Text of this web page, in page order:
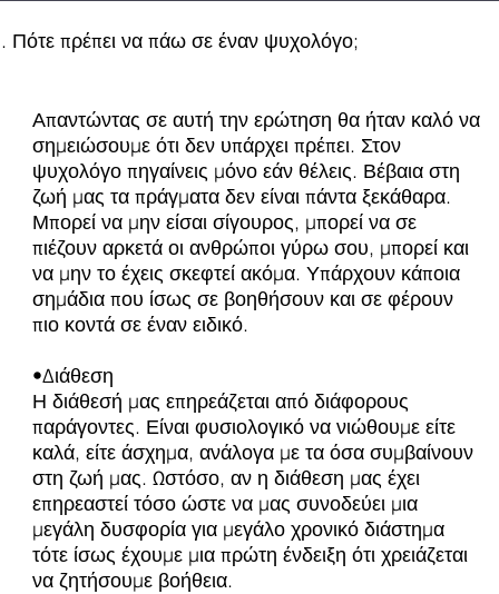
Απαντώντας σε αυτή την ερώτηση θα ήταν καλό να
σημειώσουμε ότι δεν υπάρχει πρέπει. Στον
ψυχολόγο πηγαίνεις μόνο εάν θέλεις. Βέβαια στη
ζωή μας τα πράγματα δεν είναι πάντα ξεκάθαρα.
Μπορεί να μην είσαι σίγουρος, μπορεί να σε
πιέζουν αρκετά οι ανθρώποι γύρω σου, μπορεί και
να μην το έχεις σκεφτεί ακόμα. Υπάρχουν κάποια
σημάδια που ίσως σε βοηθήσουν και σε φέρουν
πιο κοντά σε έναν ειδικό.
•Διάθεση
Η διάθεσή μας επηρεάζεται από διάφορους
παράγοντες. Είναι φυσιολογικό να νιώθουμε είτε
καλά, είτε άσχημα, ανάλογα με τα όσα συμβαίνουν
στη ζωή μας. Ωστόσο, αν η διάθεση μας έχει
επηρεαστεί τόσο ώστε να μας συνοδεύει μια
μεγάλη δυσφορία για μεγάλο χρονικό διάστημα
τότε ίσως έχουμε μια πρώτη ένδειξη ότι χρειάζεται
να ζητήσουμε βοήθεια.
Πότε πρέπει να πάω σε έναν ψυχολόγο;